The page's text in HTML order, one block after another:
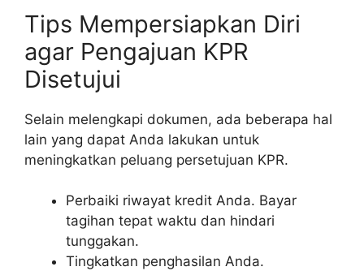
Tips Mempersiapkan Diri
agar Pengajuan KPR
Disetujui
Selain melengkapi dokumen, ada beberapa hal
lain yang dapat Anda lakukan untuk
meningkatkan peluang persetujuan KPR.
Perbaiki riwayat kredit Anda. Bayar
tagihan tepat waktu dan hindari
tunggakan.
Tingkatkan penghasilan Anda.